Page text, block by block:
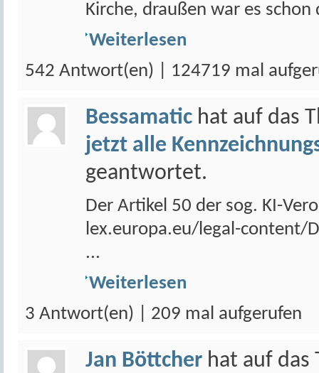
Kirche, draußen war es
Weiterlesen
542 Antwort(en) | 124719 mal
Bessamatic hat auf das
jetzt alle
geantwortet.
Der Artikel 50 der sog. KI-
lex.europa.eu/legal-content/
...
Weiterlesen
3 Antwort(en) | 209 mal aufgerufen
Jan Böttcher hat auf das